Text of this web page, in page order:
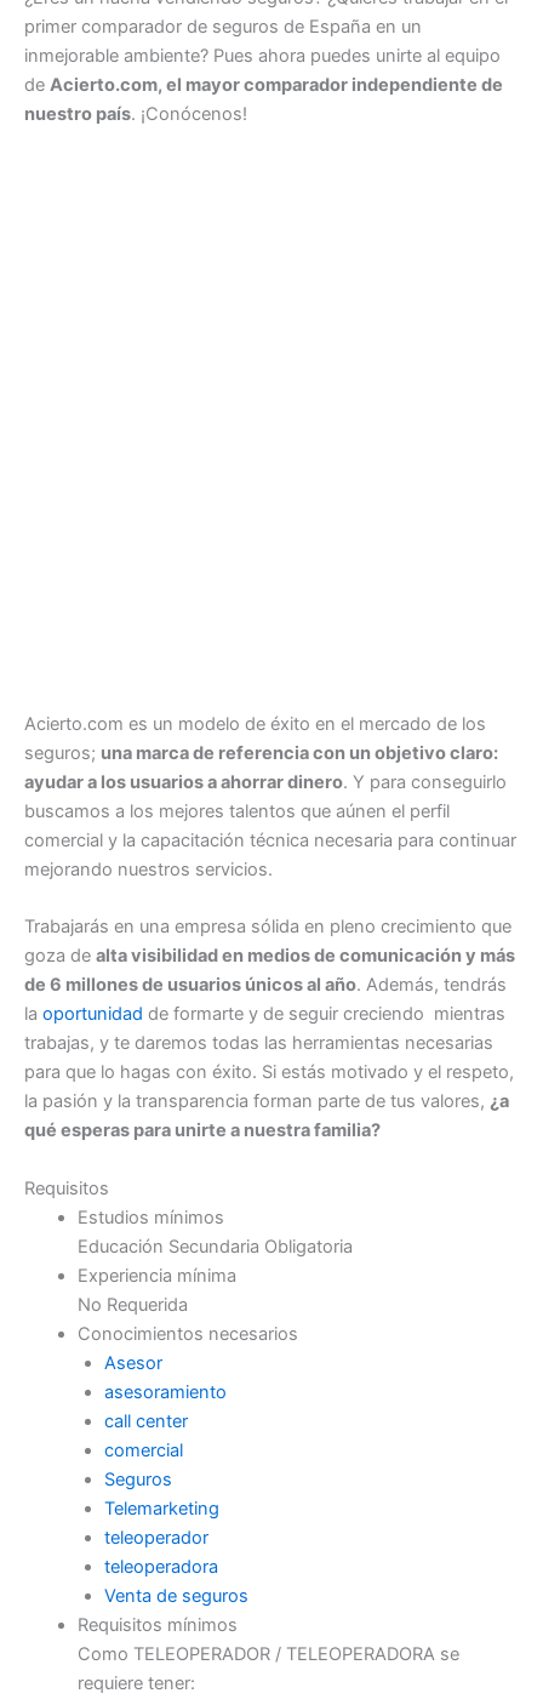
primer comparador de seguros de España en un
inmejorable ambiente? Pues ahora puedes unirte al equipo
de Acierto.com, el mayor comparador independiente de
nuestro país. ¡Conócenos!
Acierto.com es un modelo de éxito en el mercado de los
seguros; una marca de referencia con un objetivo claro:
ayudar a los usuarios a ahorrar dinero. Y para conseguirlo
buscamos a los mejores talentos que aúnen el perfil
comercial y la capacitación técnica necesaria para continuar
mejorando nuestros servicios.
Trabajarás en una empresa sólida en pleno crecimiento que
goza de alta visibilidad en medios de comunicación y más
de 6 millones de usuarios únicos al año. Además, tendrás
la oportunidad de formarte y de seguir creciendo mientras
trabajas, y te daremos todas las herramientas necesarias
para que lo hagas con éxito. Si estás motivado y el respeto,
la pasión y la transparencia forman parte de tus valores, ¿a
qué esperas para unirte a nuestra familia?
Requisitos
Estudios mínimos
Educación Secundaria Obligatoria
Experiencia mínima
No Requerida
Conocimientos necesarios
Asesor
asesoramiento
call center
comercial
Seguros
Telemarketing
teleoperador
teleoperadora
Venta de seguros
Requisitos mínimos
Como TELEOPERADOR / TELEOPERADORA se
requiere tener: